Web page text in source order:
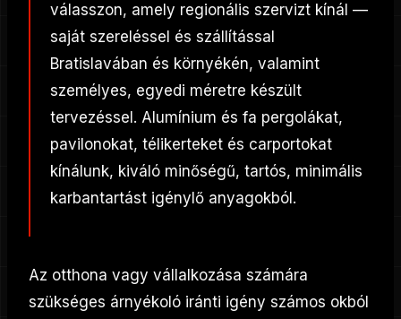
válasszon, amely regionális szervizt kínál —
saját szereléssel és szállítással
Bratislavában és környékén, valamint
személyes, egyedi méretre készült
tervezéssel. Alumínium és fa pergolákat,
pavilonokat, télikerteket és carportokat
kínálunk, kiváló minőségű, tartós, minimális
karbantartást igénylő anyagokból.
Az otthona vagy vállalkozása számára
szükséges árnyékoló iránti igény számos okból